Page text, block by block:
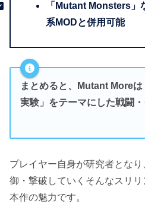
「Mutant Monsters」
系MODと併用可能
まとめると、Mutant More
実験」をテーマにした戦闘
プレイヤー自身が研究者とな
御・撃破していくそんなスリ
本作の魅力です。